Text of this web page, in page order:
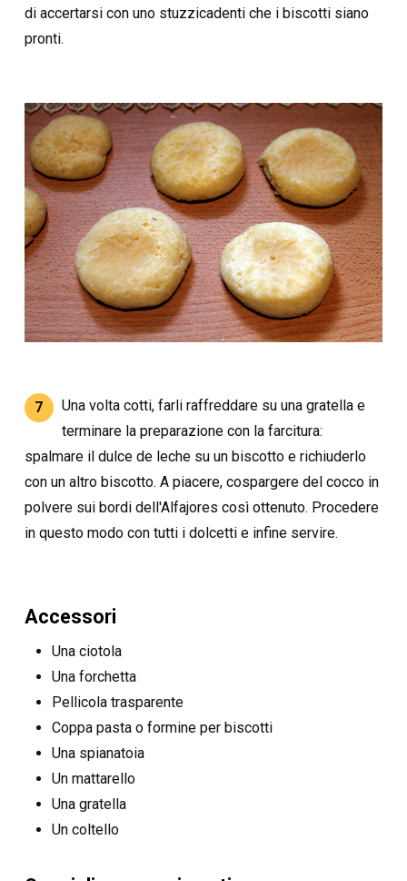
di accertarsi con uno stuzzicadenti che i biscotti siano
pronti.
7
Una volta cotti, farli raffreddare su una gratella e
terminare la preparazione con la farcitura:
spalmare il dulce de leche su un biscotto e richiuderlo
con un altro biscotto. A piacere, cospargere del cocco in
polvere sui bordi dell'Alfajores così ottenuto. Procedere
in questo modo con tutti i dolcetti e infine servire.
Accessori
Una ciotola
Una forchetta
Pellicola trasparente
Coppa pasta o formine per biscotti
Una spianatoia
Un mattarello
Una gratella
Un coltello